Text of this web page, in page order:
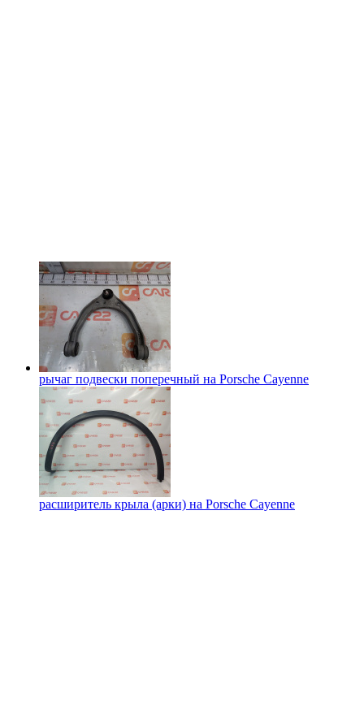
рычаг подвески поперечный на Porsche Cayenne
расширитель крыла (арки) на Porsche Cayenne